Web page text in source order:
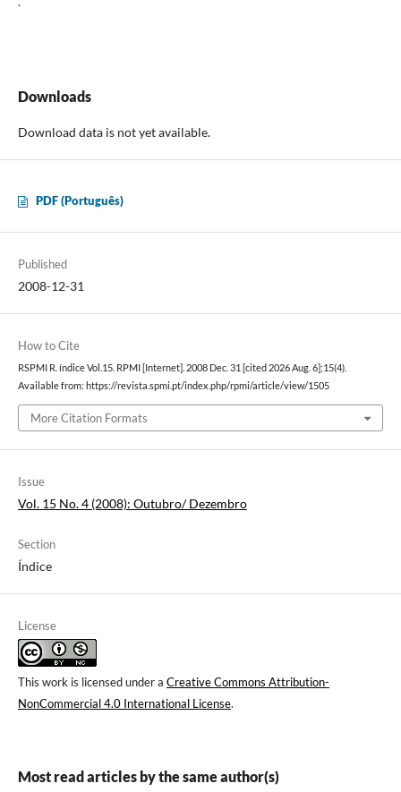
Downloads
Download data is not yet available.
PDF (Português)
Published
2008-12-31
How to Cite
RSPMI R. índice Vol.15. RPMI [Internet]. 2008 Dec. 31 [cited 2026 Aug. 6];15(4).
Available from: https://revista.spmi.pt/index.php/rpmi/article/view/1505
More Citation Formats
Issue
Vol. 15 No. 4 (2008): Outubro/ Dezembro
Section
Índice
License
This work is licensed under a Creative Commons Attribution-
NonCommercial 4.0 International License.
Most read articles by the same author(s)